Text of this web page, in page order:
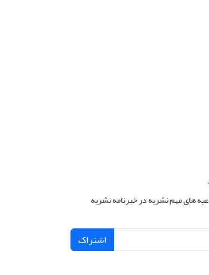
های مهم نشریه در خبرنامه نشریه
اشتراک